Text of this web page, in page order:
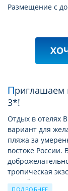
Размещение с
Приглашаем в отель ATLAS HOTEL категории
3*!
Отдых в отелях
вариант для
пляжа за
востоке
тропическая
достойное
ПОДРОБНЕЕ